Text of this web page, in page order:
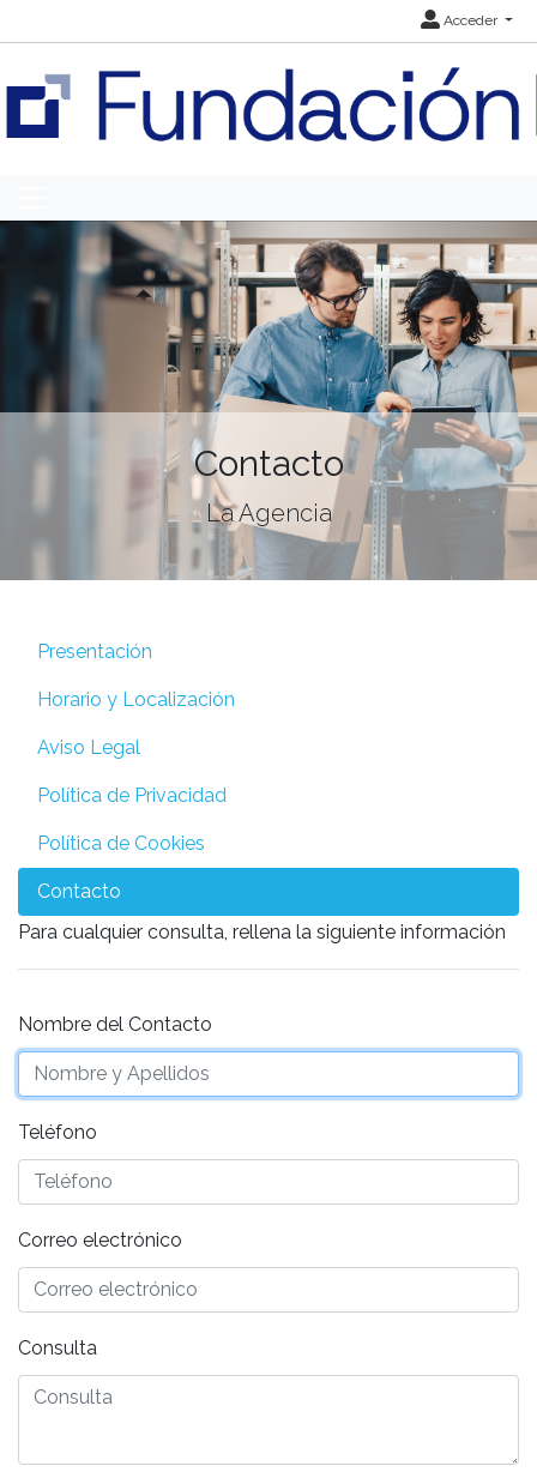
Acceder
Contacto
La Agencia
Presentación
Horario y Localización
Aviso Legal
Política de Privacidad
Política de Cookies
Contacto
Para cualquier consulta, rellena la siguiente información
Nombre del Contacto
Teléfono
Correo electrónico
Consulta